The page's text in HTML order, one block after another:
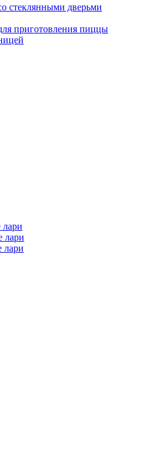
стеклянными дверьми
приготовления пиццы
лари
лари